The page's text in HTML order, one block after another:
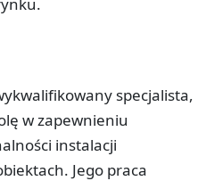
specjalista,
w zapewnieniu
instalacji
Jego praca